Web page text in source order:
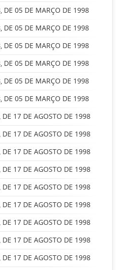
DE 05 DE MARÇO DE 1998
DE 05 DE MARÇO DE 1998
DE 05 DE MARÇO DE 1998
DE 05 DE MARÇO DE 1998
DE 05 DE MARÇO DE 1998
DE 05 DE MARÇO DE 1998
DE 17 DE AGOSTO DE 1998
DE 17 DE AGOSTO DE 1998
DE 17 DE AGOSTO DE 1998
DE 17 DE AGOSTO DE 1998
DE 17 DE AGOSTO DE 1998
DE 17 DE AGOSTO DE 1998
DE 17 DE AGOSTO DE 1998
DE 17 DE AGOSTO DE 1998
DE 17 DE AGOSTO DE 1998